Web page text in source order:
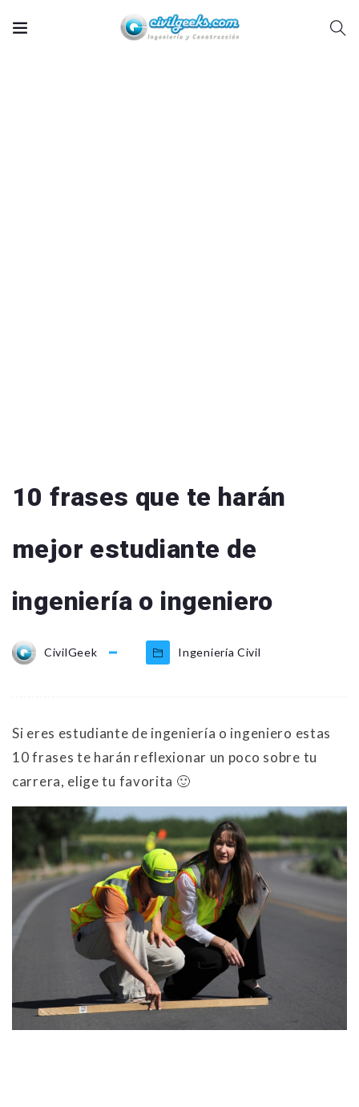
10 frases que te harán
mejor estudiante de
ingeniería o ingeniero
CivilGeek Ingeniería Civil
Si eres estudiante de ingeniería o ingeniero estas
10 frases te harán reflexionar un poco sobre tu
carrera, elige tu favorita 🙂